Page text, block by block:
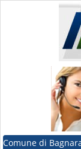
Comune di